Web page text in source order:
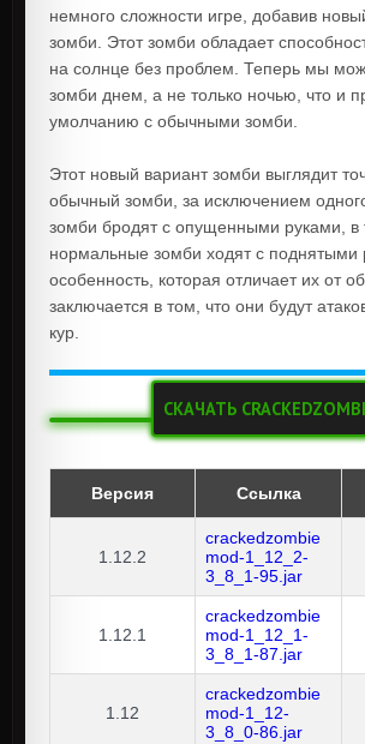
немного сложности игре, добавив
зомби. Этот зомби обладает
на солнце без проблем. Теперь мы
зомби днем, а не только ночью, что и
умолчанию с обычными зомби.
Этот новый вариант зомби выглядит
обычный зомби, за исключением
зомби бродят с опущенными руками, в
нормальные зомби ходят с поднятыми
особенность, которая отличает их от
заключается в том, что они будут
кур.
СКАЧАТЬ
Версия Ссылка
1.12.2
crackedzombie
mod-1_12_2-
3_8_1-95.jar
1.12.1
crackedzombie
mod-1_12_1-
3_8_1-87.jar
1.12
crackedzombie
mod-1_12-
3_8_0-86.jar